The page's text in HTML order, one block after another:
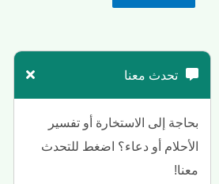
تحدث معنا
بحاجة إلى الاستخارة أو تفسير
الأحلام أو دعاء؟ اضغط للتحدث
معنا!